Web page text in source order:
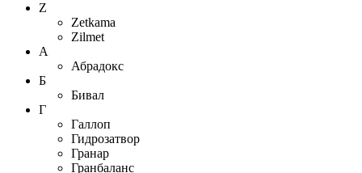
Z
Zetkama
Zilmet
А
Абрадокс
Б
Бивал
Г
Галлоп
Гидрозатвор
Гранар
Гранбаланс